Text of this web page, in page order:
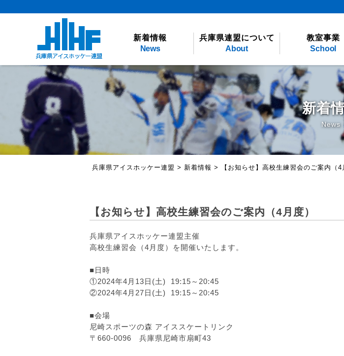
新着情報
News
兵庫県連盟について
About
教室事業
School
新着
News
兵庫県アイスホッケー連盟 > 新着情報 > 【お知らせ】高校生練習会のご案内（4
【お知らせ】高校生練習会のご案内（4月度）
兵庫県アイスホッケー連盟主催
高校生練習会（4月度）を開催いたします。
■日時
①2024年4月13日(土) 19:15～20:45
②2024年4月27日(土) 19:15～20:45
■会場
尼崎スポーツの森 アイススケートリンク
〒660-0096 兵庫県尼崎市扇町43